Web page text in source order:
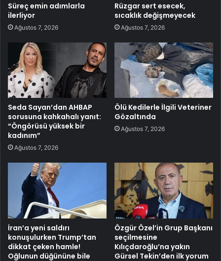
Süreç emin adımlarla
ilerliyor
Ağustos 7, 2026
Rüzgar sert esecek,
sıcaklık değişmeyecek
Ağustos 7, 2026
Seda Sayan’dan AHBAP
sorusuna kahkahalı yanıt:
“Öngörüsü yüksek bir
kadınım”
Ağustos 7, 2026
Ölü Kedilerle İlgili Veteriner
Gözaltında
Ağustos 7, 2026
İran’a yeni saldırı
konuşulurken Trump’tan
dikkat çeken hamle!
Oğlunun düğününe bile
Özgür Özel’in Grup Başkanı
seçilmesine
Kılıçdaroğlu’na yakın
Gürsel Tekin’den ilk yorum